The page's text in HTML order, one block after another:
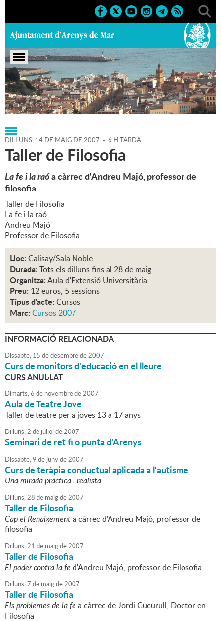
Portada > Regidories > Cultura > Agenda > 14-05-2007
DILLUNS, 14 DE MAIG DE 2007 - 6 H TARDA
Taller de Filosofia
La fe i la raóa càrrec d'Andreu Majó, professor de
filosofia
Taller de Filosofia
La fe i la raó
Andreu Majó
Professor de Filosofia
Lloc: Calisay/Sala Noble
Durada: Tots els dilluns fins al 28 de maig
Organitza:Aula d'Extensió Universitària
Preu: 12 euros, 5 sessions
Tipus d'acte: Cursos
Marc: Cursos 2007
INFORMACIÓ RELACIONADA
Dissabte, 15 dedesembrede2007
Curs de monitors d'educació en el lleure
CURS ANUL·LAT
Dimarts,6 de novembrede2007
Aula de Teatre Jove
Taller de teatre per a joves 13 a 17 anys
Dilluns,2 de juliol de2007
Seminari de ret fi o punta d'Arenys
Dissabte,9 de junyde2007
Curs de teràpia conductual aplicada a l'autisme
Una mirada pràctica i realista
Dilluns,28 de maigde2007
Taller de Filosofia
Cap el Renaixementa càrrec d'Andreu Majó, professor de
filosofia
Dilluns,21 de maigde2007
Taller de Filosofia
El poder contra la fe d'Andreu Majó, professor de Filosofia
Dilluns,7 de maigde2007
Taller de Filosofia
Els problemes de la fe a càrrec de Jordi Cucurull, Doctor en
Filosofia